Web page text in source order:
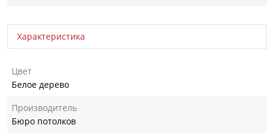
Характеристика
Цвет
Белое дерево
Производитель
Бюро потолков